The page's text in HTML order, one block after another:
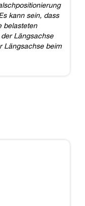
kann sein, dass
belasteten
Längsachse
Längsachse beim